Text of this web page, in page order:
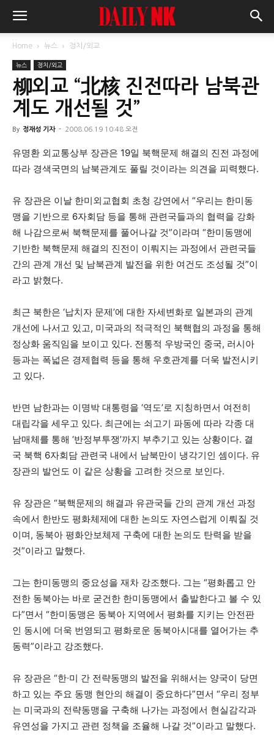
Home 뉴스 정치/외교
뉴스 정치/외교
柳외교 “北核 진전따라 남북관
계도 개선될 것”
By 정재성 기자 - 2008.06.19 10:48 오전
유명환 외교통상부 장관은 19일 북핵문제 해결의 진전 과정에
따라 경색국면의 남북관계도 풀릴 것이라는 의견을 피력했다.
유 장관은 이날 한미외교협회 초청 강연에서 “우리는 한미동
맹을 기반으로 6자회담 등을 통해 관련국들과의 협력을 강화
해 나감으로써 북핵문제를 풀어나갈 것”이라며 “한미동맹에
기반한 북핵문제 해결의 진전이 이뤄지는 과정에서 관련국들
간의 관계 개선 및 남북관계 발전을 위한 여건도 조성될 것”이
라고 밝혔다.
최근 북한은 ‘납치자 문제’에 대한 자세변화로 일본과의 관계
개선에 나서고 있고, 미국과의 적극적인 북핵협의 과정을 통해
정상화 움직임을 보이고 있다. 전통적 우방국인 중국, 러시아
등과는 폭넓은 경제협력 등을 통해 우호관계를 더욱 발전시키
고 있다.
반면 남한과는 이명박 대통령을 ‘역도’로 지칭하면서 여전히
대립각을 세우고 있다. 최근에는 쇠고기 파동에 따라 각종 대
남매체를 통해 ‘반정부투쟁’까지 부추기고 있는 상황이다. 결
국 북핵 6자회담 관련국 내에서 남북만이 냉각기인 셈이다. 유
장관의 발언도 이 같은 상황을 고려한 것으로 보인다.
유 장관은 “북핵문제의 해결과 유관국들 간의 관계 개선 과정
속에서 한반도 평화체제에 대한 논의도 자연스럽게 이뤄질 것
이며, 동북아 평화안보체제 구축에 대한 논의도 탄력을 받을
것”이라고 말했다.
그는 한미동맹의 중요성을 재차 강조했다. 그는 “평화롭고 안
전한 동북아는 바로 굳건한 한미동맹에서 출발한다고 볼 수 있
다”면서 “한미동맹은 동북아 지역에서 평화를 지키는 안전판
인 동시에 더욱 번영되고 평화로운 동북아시대를 열어가는 추
동력”이라고 강조했다.
유 장관은 “한∙미 간 전략동맹의 발전을 위해서는 양국이 당면
하고 있는 주요 동맹 현안의 해결이 중요하다”면서 “우리 정부
는 미국과의 전략동맹을 구축해 나가는 과정에서 현실감각과
유연성을 가지고 관련 정책을 조율해 나갈 것”이라고 말했다.